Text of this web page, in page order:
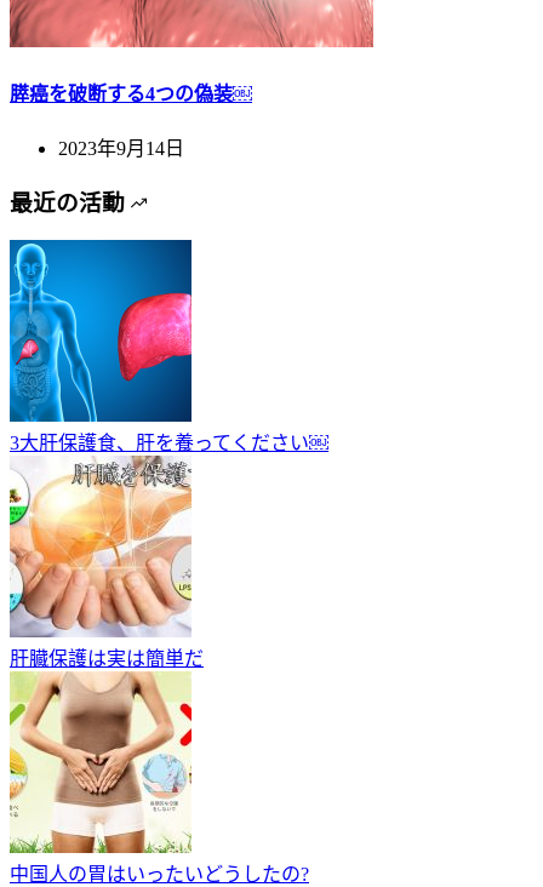
膵癌を破断する4つの偽装￼
2023年9月14日
最近の活動
3大肝保護食、肝を養ってください￼
肝臓保護は実は簡単だ
中国人の胃はいったいどうしたの?